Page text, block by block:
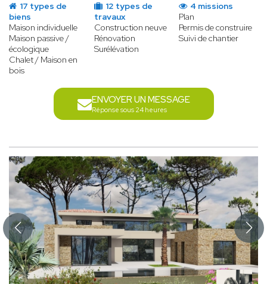
17 types de
biens
Maison individuelle
Maison passive /
écologique
Chalet / Maison en
bois
12 types de
travaux
Construction neuve
Rénovation
Surélévation
4 missions
Plan
Permis de construire
Suivi de chantier
ENVOYER UN MESSAGE
Réponse sous 24 heures